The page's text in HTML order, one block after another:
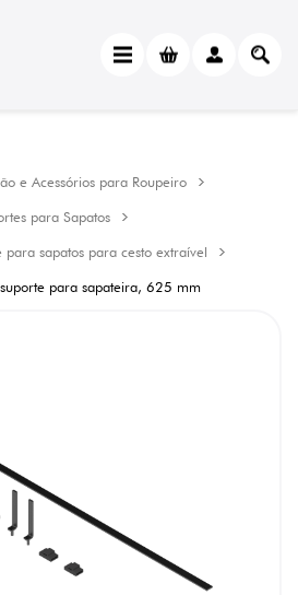
e Acessórios para Roupeiro
para Sapatos
para sapatos para cesto extraível
para sapateira, 625 mm